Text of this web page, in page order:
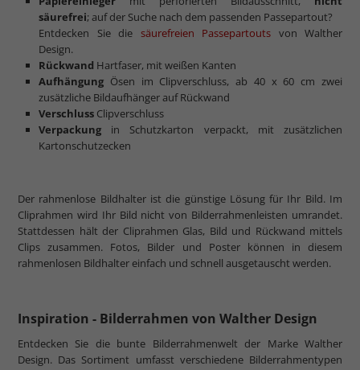
mehr zum Normalglas
säurefrei; auf der Suche nach dem passenden Passepartout?
Entdecken Sie die säurefreien Passepartouts von Walther
Design.
Rückwand Hartfaser, mit weißen Kanten
Aufhängung Ösen im Clipverschluss, ab 40 x 60 cm zwei
zusätzliche Bildaufhänger auf Rückwand
Verschluss Clipverschluss
Verpackung in Schutzkarton verpackt, mit zusätzlichen
Kartonschutzecken
Der rahmenlose Bildhalter ist die günstige Lösung für Ihr Bild. Im
Cliprahmen wird Ihr Bild nicht von Bilderrahmenleisten umrandet.
Stattdessen hält der Cliprahmen Glas, Bild und Rückwand mittels
Clips zusammen. Fotos, Bilder und Poster können in diesem
rahmenlosen Bildhalter einfach und schnell ausgetauscht werden.
Inspiration - Bilderrahmen von Walther Design
Entdecken Sie die bunte Bilderrahmenwelt der Marke Walther
Design. Das Sortiment umfasst verschiedene Bilderrahmentypen